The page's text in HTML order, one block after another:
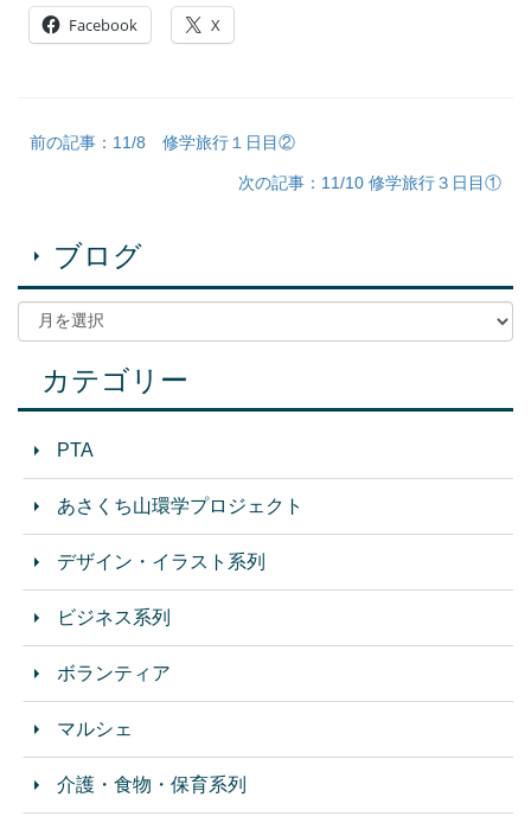
Facebook X
前の記事：11/8 修学旅行１日目②
次の記事：11/10 修学旅行３日目①
ブログ
カテゴリー
PTA
あさくち山環学プロジェクト
デザイン・イラスト系列
ビジネス系列
ボランティア
マルシェ
介護・食物・保育系列